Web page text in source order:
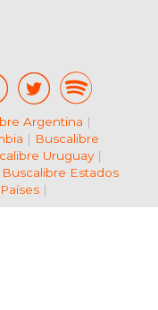
Argentina |
| Buscalibre
Uruguay|
Buscalibre Estados
|